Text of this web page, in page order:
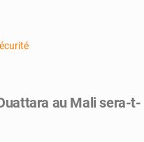
au Mali sera-t-